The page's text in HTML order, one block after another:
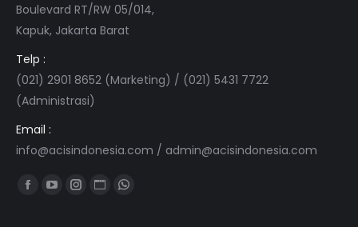
Boulevard RT/RW 05/014,
Kapuk, Jakarta Barat
Telp :
(021) 2901 8652 (Marketing) / (021) 5431 7722
(Administrasi)
Email :
info@acisindonesia.com / admin@acisindonesia.com
Find us on:
FacebookYouTube
Instagram
WebsiteWhatsapp